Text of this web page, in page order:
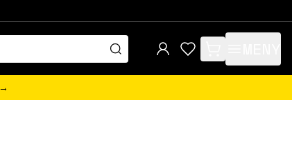
items in cart, view